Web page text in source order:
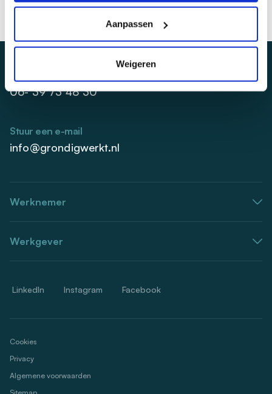
Aanpassen
Weigeren
06- 39 73 48 30
Stuur een e-mail
info@grondigwerkt.nl
Werknemer
Werkgever
LinkedIn Instagram Facebook
Cookies
Privacy
Algemene voorwaarden